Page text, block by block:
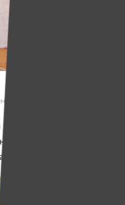
пять лет
Снежную Королеву